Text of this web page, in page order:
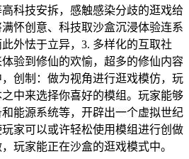
科技安拆，感触感染分歧的逛戏给
怀创意、科技取沙盒沉浸体验连系
外怯于立异，3. 多样化的互取社
验到修仙的欢愉，超多的修仙内容
创制：做为视角进行逛戏模仿，玩
中来选择你喜好的模组。玩家能够
能源系统等，开辟出一个虚拟世纪
玩家可以或许轻松使用模组进行创做
玩家能正在沙盒的逛戏模式中。